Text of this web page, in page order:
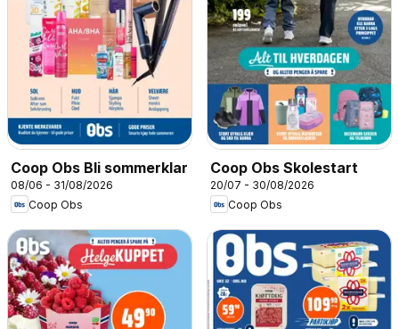
Coop Obs Bli sommerklar
08/06 - 31/08/2026
Coop Obs
Coop Obs Skolestart
20/07 - 30/08/2026
Coop Obs